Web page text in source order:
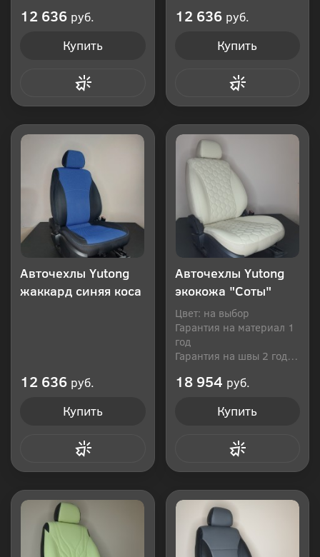
12 636 руб.
Купить
12 636 руб.
Купить
Авточехлы Yutong
жаккард синяя коса
12 636 руб.
Купить
Авточехлы Yutong
экокожа "Соты"
Цвет: на выбор
Гарантия на материал 1
год
Гарантия на швы 2 года
18 954 руб.
Купить